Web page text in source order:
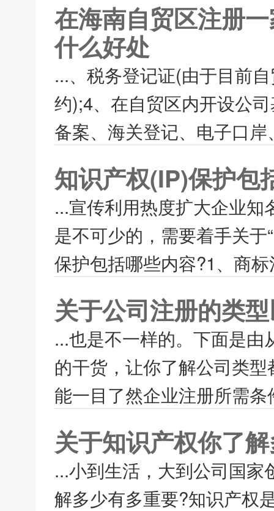
在海南自贸区注册
什么好处
...、税务登记证(由于目前
约);4、在自贸区内开设公
备案、海关登记、电子口
知识产权(IP)保护包
...宣传利用热度扩大企业
是不可少的，需要着手关
保护包括哪些内容?1、商
关于公司注册的类
...也是不一样的。下面是
的干货，让你了解公司类
能一目了然企业注册所需
关于知识产权你了
...小到生活，大到公司国
解多少有多重要?知识产权